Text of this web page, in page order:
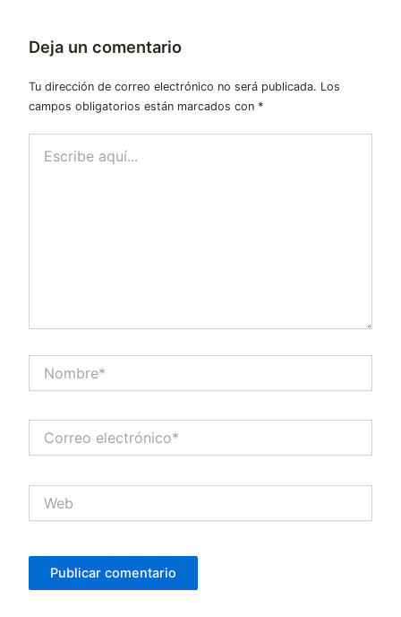
Deja un comentario
Tu dirección de correo electrónico no será publicada. Los
campos obligatorios están marcados con *
aquí...
electrónico*